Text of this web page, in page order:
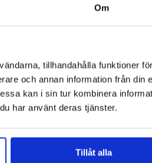
Om
tillhandahålla funktioner för
och annan information från din
kan i sin tur kombinera
har använt deras tjänster.
Tillåt alla